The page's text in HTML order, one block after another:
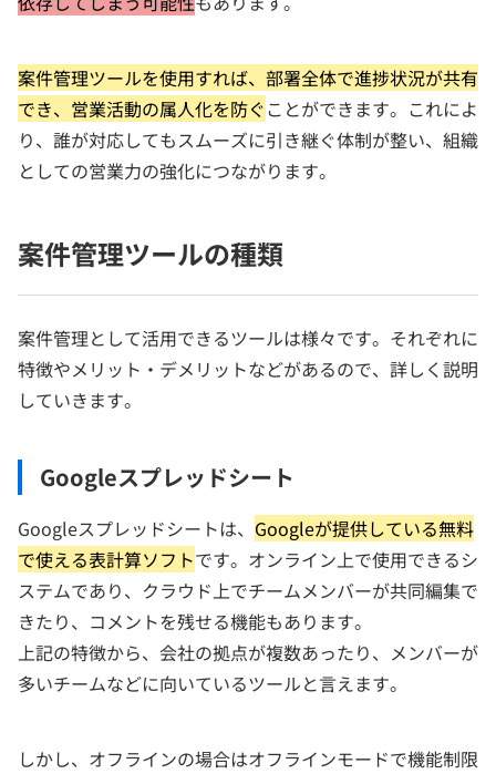
案件管理ツールを使用すれば、部署全体で進捗状況が共有
でき、営業活動の属人化を防ぐことができます。これによ
り、誰が対応してもスムーズに引き継ぐ体制が整い、組織
としての営業力の強化につながります。
案件管理ツールの種類
案件管理として活用できるツールは様々です。それぞれに
特徴やメリット・デメリットなどがあるので、詳しく説明
していきます。
Googleスプレッドシート
Googleスプレッドシートは、 Googleが提供している無料
で使える表計算ソフトです。オンライン上で使用できるシ
ステムであり、クラウド上でチームメンバーが共同編集で
きたり、コメントを残せる機能もあります。
上記の特徴から、会社の拠点が複数あったり、メンバーが
多いチームなどに向いているツールと言えます。
しかし、オフラインの場合はオフラインモードで機能制限